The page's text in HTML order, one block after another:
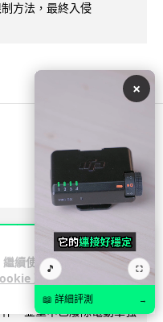
續使用
政
方法，最終入侵
程病 剩 75% 電
終結電車指令
諷電動車車主患有「里
，並重申已廢除電動車強
×
🎵 ⛶
📖 詳細評測 →